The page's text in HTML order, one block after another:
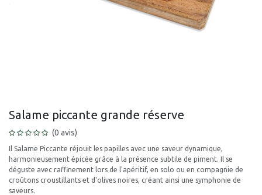
Salame piccante grande réserve
(0 avis)
Il Salame Piccante réjouit les papilles avec une saveur dynamique,
harmonieusement épicée grâce à la présence subtile de piment. Il se
déguste avec raffinement lors de l'apéritif, en solo ou en compagnie de
croûtons croustillants et d'olives noires, créant ainsi une symphonie de
saveurs.